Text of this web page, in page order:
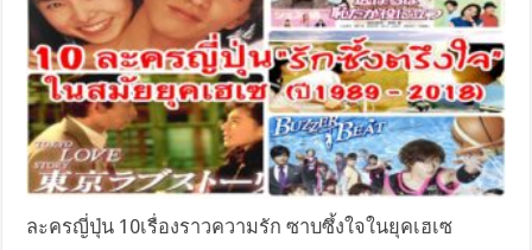
ละครญี่ปุ่น 10เรื่องราวความรัก ซาบซึ้งใจในยุคเฮเซ